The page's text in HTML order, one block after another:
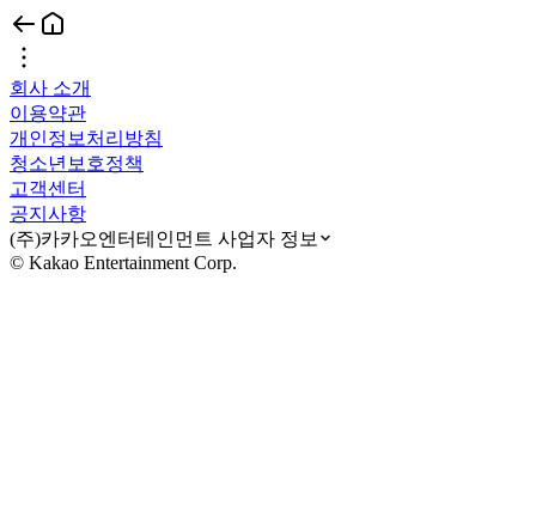
회사 소개
이용약관
개인정보처리방침
청소년보호정책
고객센터
공지사항
(주)카카오엔터테인먼트 사업자 정보
© Kakao Entertainment Corp.